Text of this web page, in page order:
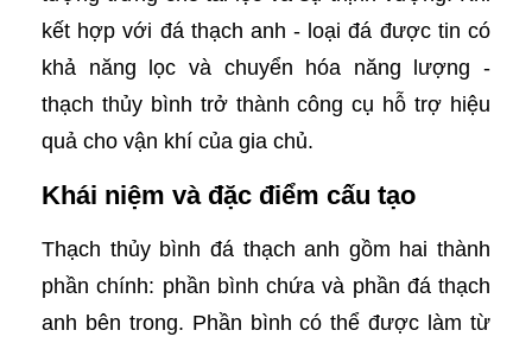
kết hợp với đá thạch anh - loại đá được tin có
khả năng lọc và chuyển hóa năng lượng -
thạch thủy bình trở thành công cụ hỗ trợ hiệu
quả cho vận khí của gia chủ.
Khái niệm và đặc điểm cấu tạo
Thạch thủy bình đá thạch anh gồm hai thành
phần chính: phần bình chứa và phần đá thạch
anh bên trong. Phần bình có thể được làm từ